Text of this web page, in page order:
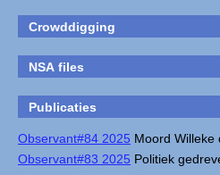
Crowddigging
NSA files
Publicaties
Observant#84 2025 Moord Willeke
Observant#83 2025 Politiek